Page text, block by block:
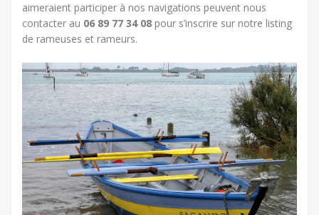
aimeraient participer à nos navigations peuvent nous
contacter au 06 89 77 34 08 pour s’inscrire sur notre listing
de rameuses et rameurs.